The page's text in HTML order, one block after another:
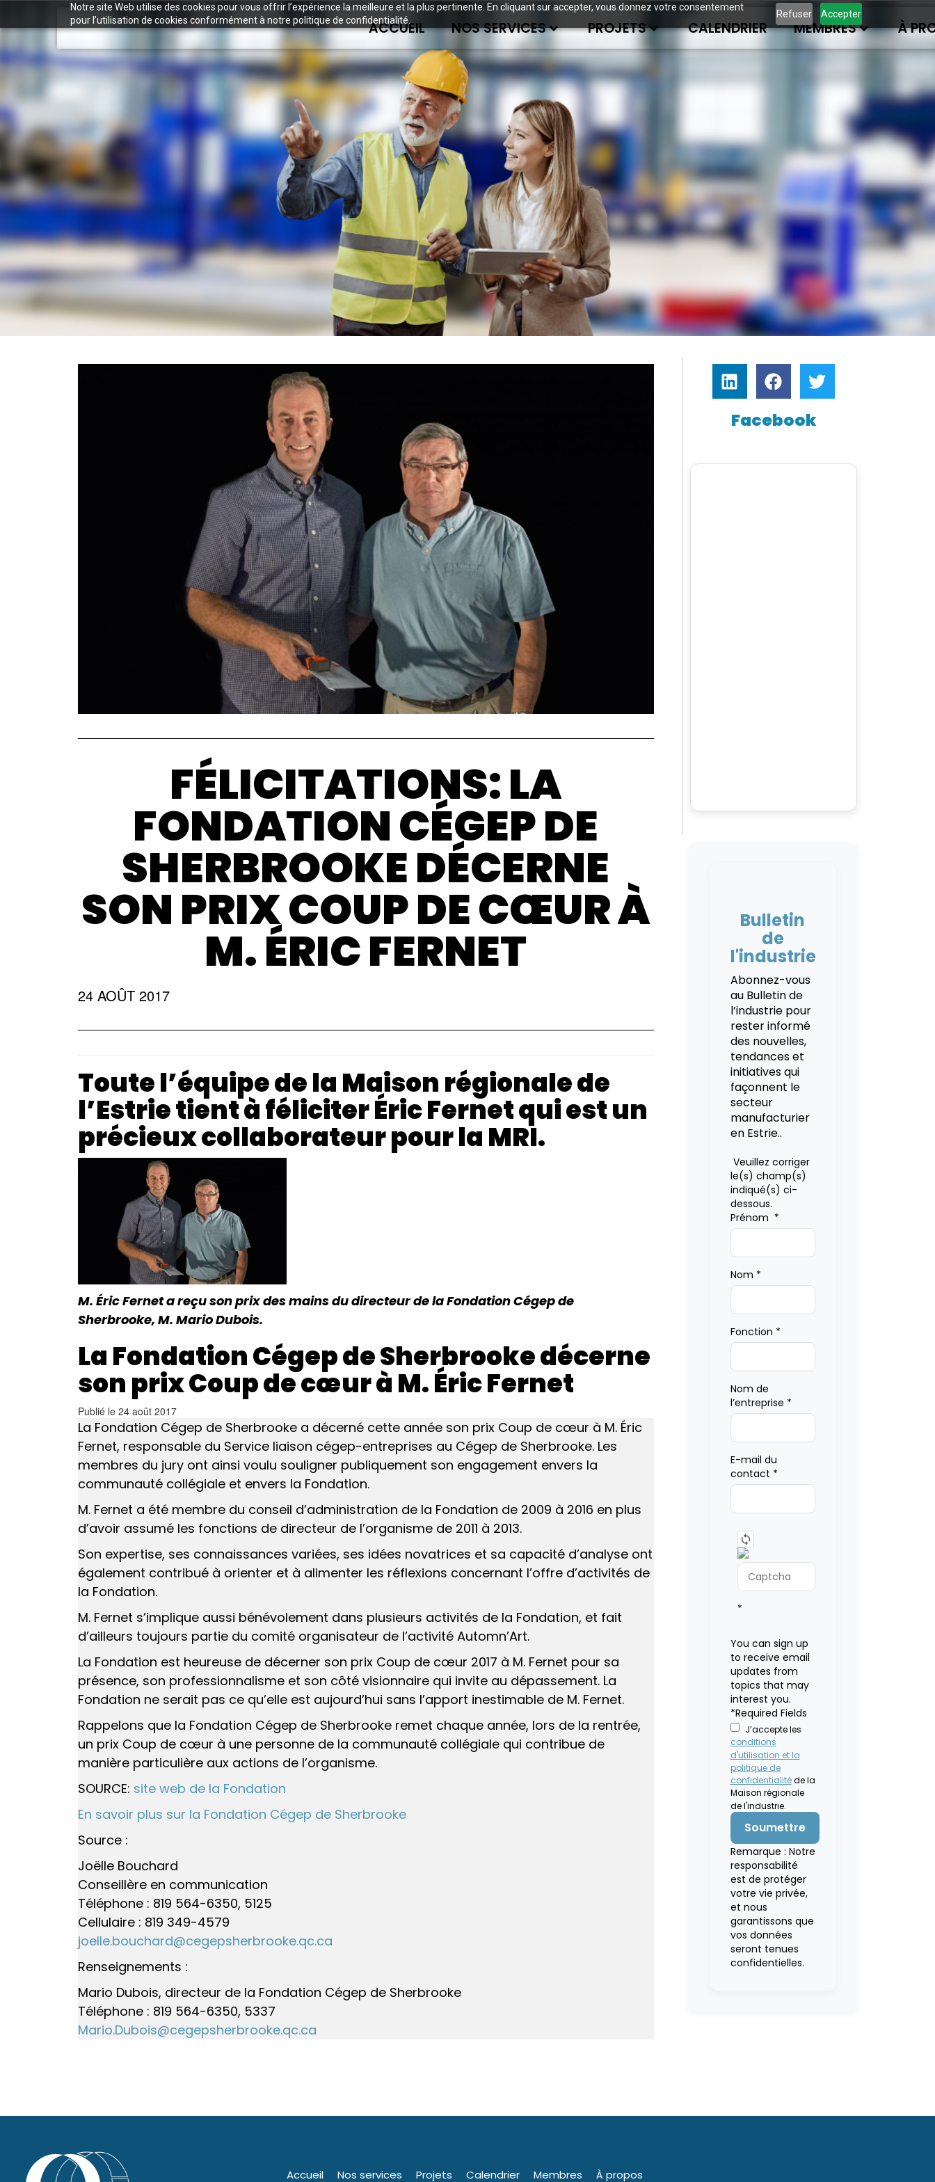
Notre site Web utilise des cookies pour vous offrir l’expérience la meilleure et la plus pertinente. En cliquant sur accepter, vous donnez votre consentement
pour l’utilisation de cookies conformément à notre politique de confidentialité.
Refuser Accepter
ACCUEIL NOS SERVICES PROJETS CALENDRIER MEMBRES À
FÉLICITATIONS: LA
FONDATION CÉGEP DE
SHERBROOKE DÉCERNE
SON PRIX COUP DE CŒUR À
M. ÉRIC FERNET
24 AOÛT 2017
Toute l’équipe de la Maison régionale de
l’Estrie tient à féliciter Éric Fernet qui est un
précieux collaborateur pour la MRI.
M. Éric Fernet a reçu son prix des mains du directeur de la Fondation Cégep de
Sherbrooke, M. Mario Dubois.
La Fondation Cégep de Sherbrooke décerne
son prix Coup de cœur à M. Éric Fernet
Publié le 24 août 2017
La Fondation Cégep de Sherbrooke a décerné cette année son prix Coup de cœur à M. Éric
Fernet, responsable du Service liaison cégep-entreprises au Cégep de Sherbrooke. Les
membres du jury ont ainsi voulu souligner publiquement son engagement envers la
communauté collégiale et envers la Fondation.
M. Fernet a été membre du conseil d’administration de la Fondation de 2009 à 2016 en plus
d’avoir assumé les fonctions de directeur de l’organisme de 2011 à 2013.
Son expertise, ses connaissances variées, ses idées novatrices et sa capacité d’analyse ont
également contribué à orienter et à alimenter les réflexions concernant l’offre d’activités de
la Fondation.
M. Fernet s’implique aussi bénévolement dans plusieurs activités de la Fondation, et fait
d’ailleurs toujours partie du comité organisateur de l’activité Automn’Art.
La Fondation est heureuse de décerner son prix Coup de cœur 2017 à M. Fernet pour sa
présence, son professionnalisme et son côté visionnaire qui invite au dépassement. La
Fondation ne serait pas ce qu’elle est aujourd’hui sans l’apport inestimable de M. Fernet.
Rappelons que la Fondation Cégep de Sherbrooke remet chaque année, lors de la rentrée,
un prix Coup de cœur à une personne de la communauté collégiale qui contribue de
manière particulière aux actions de l’organisme.
SOURCE: site web de la Fondation
En savoir plus sur la Fondation Cégep de Sherbrooke
Source :
Joëlle Bouchard
Conseillère en communication
Téléphone : 819 564-6350, 5125
Cellulaire : 819 349-4579
joelle.bouchard@cegepsherbrooke.qc.ca
Renseignements :
Mario Dubois, directeur de la Fondation Cégep de Sherbrooke
Téléphone : 819 564-6350, 5337
Mario.Dubois@cegepsherbrooke.qc.ca
Facebook
Bulletin
de
l'industrie
Abonnez-vous
au Bulletin de
l’industrie pour
rester informé
des nouvelles,
tendances et
initiatives qui
façonnent le
secteur
manufacturier
en Estrie..
Veuillez corriger
le(s) champ(s)
indiqué(s) ci-
dessous.
Prénom *
Nom *
Fonction *
Nom de
l’entreprise *
E-mail du
contact *
*
You can sign up
to receive email
updates from
topics that may
interest you.
*Required Fields
J’accepte les
conditions
d'utilisation et la
politique de
confidentialitéde la
Maison régionale
de l'industrie.
Remarque : Notre
responsabilité
est de protéger
votre vie privée,
et nous
garantissons que
vos données
seront tenues
confidentielles.
Accueil Nos services Projets Calendrier Membres À propos